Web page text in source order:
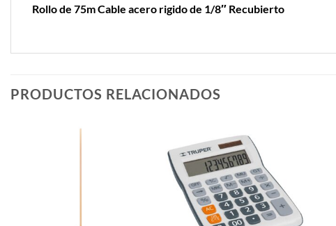
Rollo de 75m Cable acero rigido de 1/8″ Recubierto
PRODUCTOS RELACIONADOS